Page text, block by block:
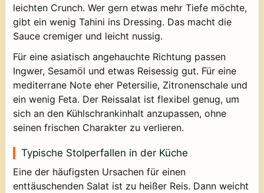
leichten Crunch. Wer gern etwas mehr Tiefe möchte,
gibt ein wenig Tahini ins Dressing. Das macht die
Sauce cremiger und leicht nussig.
Für eine asiatisch angehauchte Richtung passen
Ingwer, Sesamöl und etwas Reisessig gut. Für eine
mediterrane Note eher Petersilie, Zitronenschale und
ein wenig Feta. Der Reissalat ist flexibel genug, um
sich an den Kühlschrankinhalt anzupassen, ohne
seinen frischen Charakter zu verlieren.
Typische Stolperfallen in der Küche
Eine der häufigsten Ursachen für einen
enttäuschenden Salat ist zu heißer Reis. Dann weicht